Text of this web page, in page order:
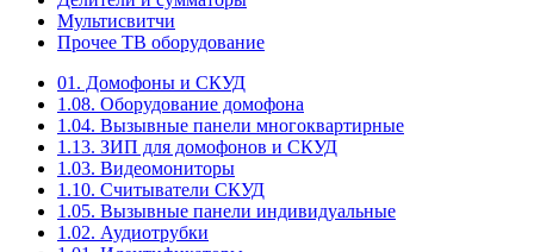
Мультисвитчи
Прочее ТВ оборудование
01. Домофоны и СКУД
1.08. Оборудование домофона
1.04. Вызывные панели многоквартирные
1.13. ЗИП для домофонов и СКУД
1.03. Видеомониторы
1.10. Считыватели СКУД
1.05. Вызывные панели индивидуальные
1.02. Аудиотрубки